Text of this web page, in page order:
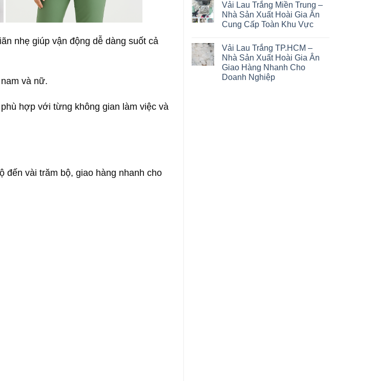
nhẹ giúp vận động dễ dàng suốt cả
và nữ.
hợp với từng không gian làm việc và
vài trăm bộ, giao hàng nhanh cho
Vải Lau Trắng Miền Trung –
Nhà Sản Xuất Hoài Gia Ân
Cung Cấp Toàn Khu Vực
Vải Lau Trắng TP.HCM –
Nhà Sản Xuất Hoài Gia Ân
Giao Hàng Nhanh Cho
Doanh Nghiệp